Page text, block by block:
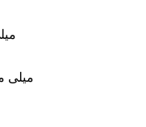
1000
200 میلی متر و